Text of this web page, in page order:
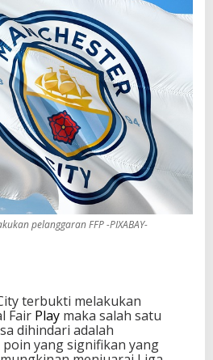
pelanggaran FFP -PIXABAY-
terbukti melakukan
Fair Play maka salah satu
dihindari adalah
yang signifikan yang